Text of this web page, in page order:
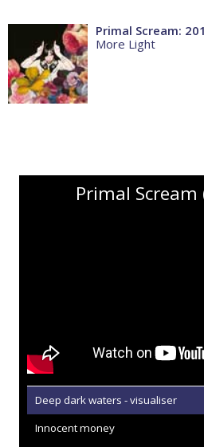
Primal Scream:
More Light
Primal Scream
Deep dark waters - visualiser
Innocent money